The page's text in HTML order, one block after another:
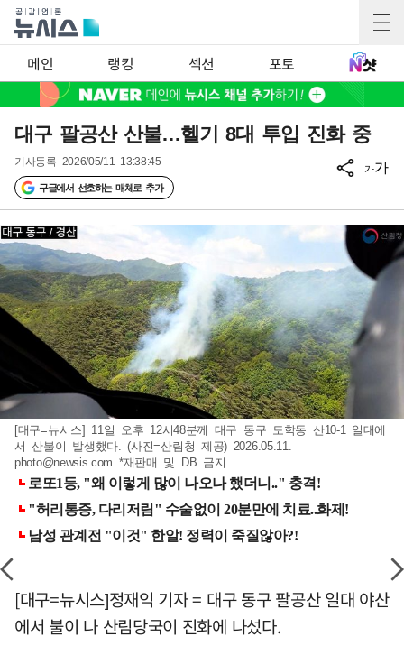
메인 랭킹 섹션 포토
대구 팔공산 산불…헬기 8대 투입 진화 중
기사등록 2026/05/11 13:38:45
구글에서 선호하는 매체로 추가
가가
[대구=뉴시스] 11일 오후 12시48분께 대구 동구 도학동 산10-1 일대에
서 산불이 발생했다. (사진=산림청 제공) 2026.05.11.
photo@newsis.com *재판매 및 DB 금지
[대구=뉴시스]정재익 기자 = 대구 동구 팔공산 일대 야산
에서 불이 나 산림당국이 진화에 나섰다.